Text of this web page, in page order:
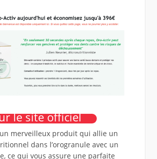
le site officiel
merveilleux produit qui allie un
dans l’orogranule avec un
ce qui vous assure une parfaite